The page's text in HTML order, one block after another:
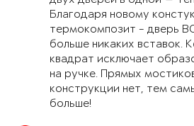
Благодаря новому
термокомпозит - дверь
больше никаких вставок.
квадрат исключает
на ручке. Прямых
конструкции нет, тем
больше!